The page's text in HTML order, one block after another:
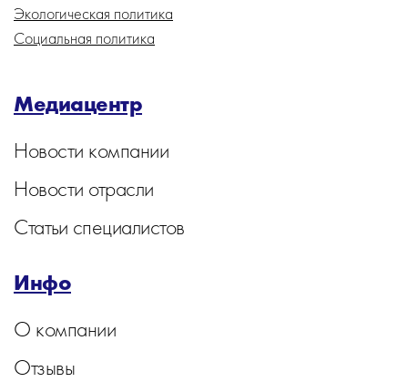
Экологическая политика
Социальная политика
Медиацентр
Новости компании
Новости отрасли
Статьи специалистов
Инфо
О компании
Отзывы